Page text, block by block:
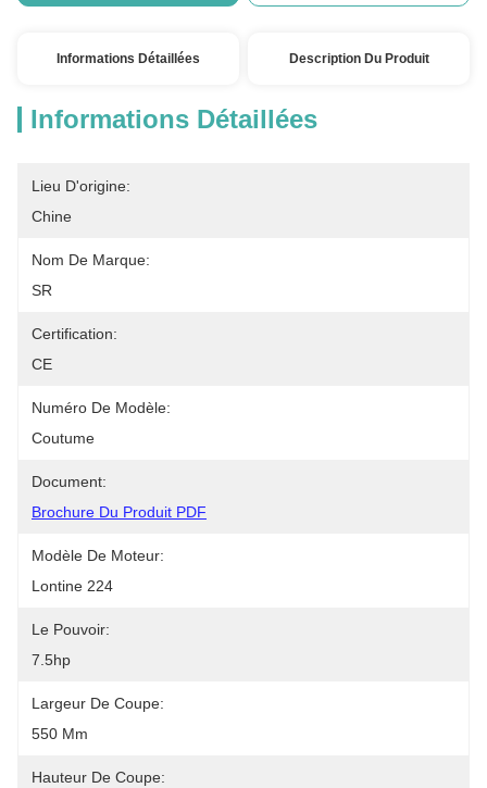
Informations Détaillées Description Du Produit
Informations Détaillées
Lieu D'origine:
Chine
Nom De Marque:
SR
Certification:
CE
Numéro De Modèle:
Coutume
Document:
Brochure Du Produit PDF
Modèle De Moteur:
Lontine 224
Le Pouvoir:
7.5hp
Largeur De Coupe:
550 Mm
Hauteur De Coupe: